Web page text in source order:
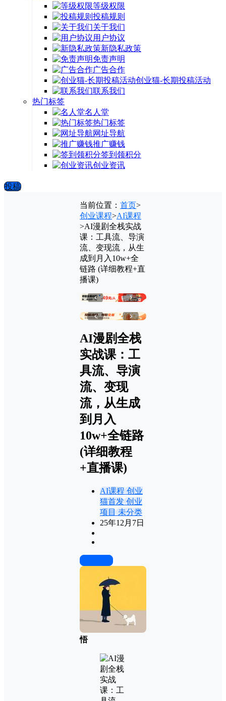
等级权限
投稿规则
关于我们
用户协议
新隐私政策
免责声明
广告合作
创业猫-长期投稿活动
联系我们
热门标签
名人堂
热门标签
网址导航
推广赚钱
签到领积分
创业资讯
投稿
当前位置： 首页>
创业课程>AI课程
>AI漫剧全栈实战
课：工具流、导演
流、变现流，从生
成到月入10w+全
链路 (详细教程+直
播课)
‹ ›
‹ ›
AI漫剧全栈
实战课：工
具流、导演
流、变现
流，从生成
到月入
10w+全链路
(详细教程
+直播课)
AI课程创业
猫首发创业
项目未分类
25年12月7日
悟